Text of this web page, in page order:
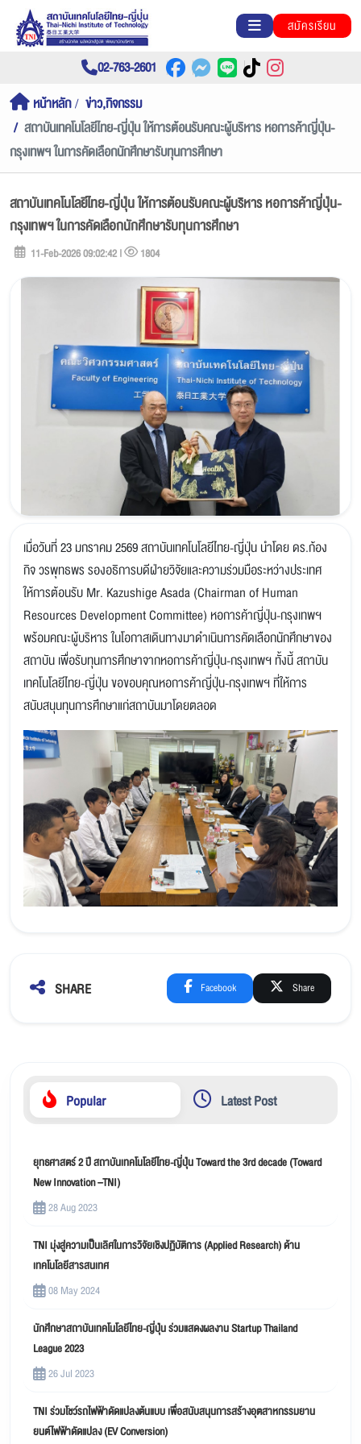
สมัครเรียน
02-763-2601
หน้าหลัก
ข่าว,กิจกรรม
สถาบันเทคโนโลยีไทย-ญี่ปุ่น ให้การต้อนรับคณะผู้บริหาร หอการค้าญี่ปุ่น-
กรุงเทพฯ ในการคัดเลือกนักศึกษารับทุนการศึกษา
สถาบันเทคโนโลยีไทย-ญี่ปุ่น ให้การต้อนรับคณะผู้บริหาร หอการค้าญี่ปุ่น-
กรุงเทพฯ ในการคัดเลือกนักศึกษารับทุนการศึกษา
11-Feb-2026 09:02:42 | 1804
เมื่อวันที่ 23 มกราคม 2569 สถาบันเทคโนโลยีไทย-ญี่ปุ่น นำโดย ดร.ก้อง
กิจ วรพุทธพร รองอธิการบดีฝ่ายวิจัยและความร่วมมือระหว่างประเทศ
ให้การต้อนรับ Mr. Kazushige Asada (Chairman of Human
Resources Development Committee) หอการค้าญี่ปุ่น-กรุงเทพฯ
พร้อมคณะผู้บริหาร ในโอกาสเดินทางมาดำเนินการคัดเลือกนักศึกษาของ
สถาบัน เพื่อรับทุนการศึกษาจากหอการค้าญี่ปุ่น-กรุงเทพฯ ทั้งนี้ สถาบัน
เทคโนโลยีไทย-ญี่ปุ่น ขอขอบคุณหอการค้าญี่ปุ่น-กรุงเทพฯ ที่ให้การ
สนับสนุนทุนการศึกษาแก่สถาบันมาโดยตลอด
SHARE Facebook Share
Popular Latest Post
ยุทธศาสตร์ 2 ปี สถาบันเทคโนโลยีไทย-ญี่ปุ่น Toward the 3rd decade (Toward
New Innovation –TNI)
28 Aug 2023
TNI มุ่งสู่ความเป็นเลิศในการวิจัยเชิงปฏิบัติการ (Applied Research) ด้าน
เทคโนโลยีสารสนเทศ
08 May 2024
นักศึกษาสถาบันเทคโนโลยีไทย-ญี่ปุ่น ร่วมแสดงผลงาน Startup Thailand
League 2023
26 Jul 2023
TNI ร่วมโชว์รถไฟฟ้าดัดแปลงต้นแบบ เพื่อสนับสนุนการสร้างอุตสาหกรรมยาน
ยนต์ไฟฟ้าดัดแปลง (EV Conversion)